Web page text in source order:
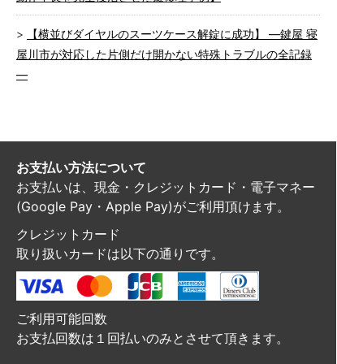
【横並びダイヤルのスーツケース解錠に成功】 ―鍵屋 寝
屋川市が対応した片側だけ開かない特殊トラブルの全記録
―
お支払い方法について
お支払いは、現金・クレジットカード・電子マネー
(Google Pay・Apple Pay)がご利用頂けます。
クレジットカード
取り扱いカードは以下の通りです。
ご利用可能回数
お支払回数は１回払いのみとさせて頂きます。